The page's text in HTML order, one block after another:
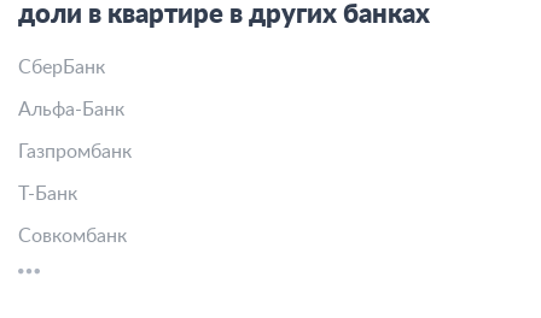
доли в квартире в других банках
СберБанк
Альфа-Банк
Газпромбанк
Т-Банк
Совкомбанк